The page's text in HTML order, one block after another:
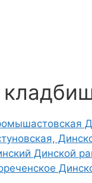
Динской